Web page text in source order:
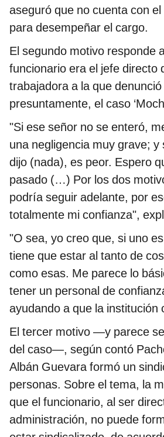
aseguró que no cuenta con
para desempeñar el cargo.
El segundo motivo responde
funcionario era el jefe directo
trabajadora a la que
presuntamente, el caso
"Si ese señor no se enteró,
una negligencia muy grave; y
dijo (nada), es peor. Espero
pasado (…) Por los dos
podría seguir adelante, por
totalmente mi confianza",
"O sea, yo creo que, si uno
tiene que estar al tanto de
como esas. Me parece lo
tener un personal de
ayudando a que la institución
El tercer motivo —y parece
del caso—, según contó
Albán Guevara formó un
personas. Sobre el tema, la
que el funcionario, al ser
administración, no puede